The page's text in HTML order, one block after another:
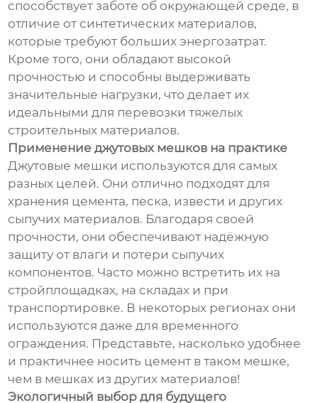
способствует заботе об окружающей среде, в
отличие от синтетических материалов,
которые требуют больших энергозатрат.
Кроме того, они обладают высокой
прочностью и способны выдерживать
значительные нагрузки, что делает их
идеальными для перевозки тяжелых
строительных материалов.
Применение джутовых мешков на практике
Джутовые мешки используются для самых
разных целей. Они отлично подходят для
хранения цемента, песка, извести и других
сыпучих материалов. Благодаря своей
прочности, они обеспечивают надёжную
защиту от влаги и потери сыпучих
компонентов. Часто можно встретить их на
стройплощадках, на складах и при
транспортировке. В некоторых регионах они
используются даже для временного
ограждения. Представьте, насколько удобнее
и практичнее носить цемент в таком мешке,
чем в мешках из других материалов!
Экологичный выбор для будущего